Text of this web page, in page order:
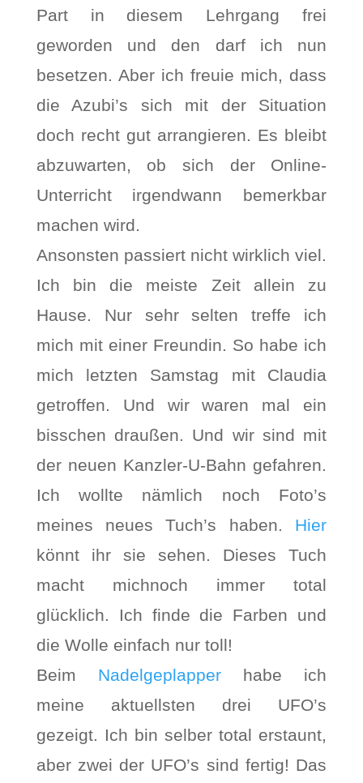
Part in diesem Lehrgang frei
geworden und den darf ich nun
besetzen. Aber ich freuie mich, dass
die Azubi’s sich mit der Situation
doch recht gut arrangieren. Es bleibt
abzuwarten, ob sich der Online-
Unterricht irgendwann bemerkbar
machen wird.
Ansonsten passiert nicht wirklich viel.
Ich bin die meiste Zeit allein zu
Hause. Nur sehr selten treffe ich
mich mit einer Freundin. So habe ich
mich letzten Samstag mit Claudia
getroffen. Und wir waren mal ein
bisschen draußen. Und wir sind mit
der neuen Kanzler-U-Bahn gefahren.
Ich wollte nämlich noch Foto’s
meines neues Tuch’s haben. Hier
könnt ihr sie sehen. Dieses Tuch
macht michnoch immer total
glücklich. Ich finde die Farben und
die Wolle einfach nur toll!
Beim Nadelgeplapperhabe ich
meine aktuellsten drei UFO’s
gezeigt. Ich bin selber total erstaunt,
aber zwei der UFO’s sind fertig! Das